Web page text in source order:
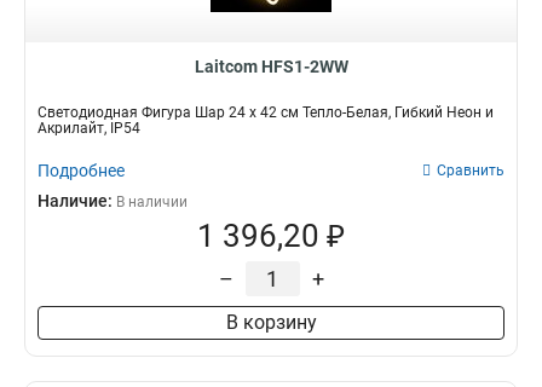
Laitcom HFS1-2WW
Светодиодная Фигура Шар 24 x 42 см Тепло-Белая, Гибкий Неон и
Акрилайт, IP54
Подробнее Сравнить
Наличие: В наличии
1 396,20 ₽
– +
В корзину